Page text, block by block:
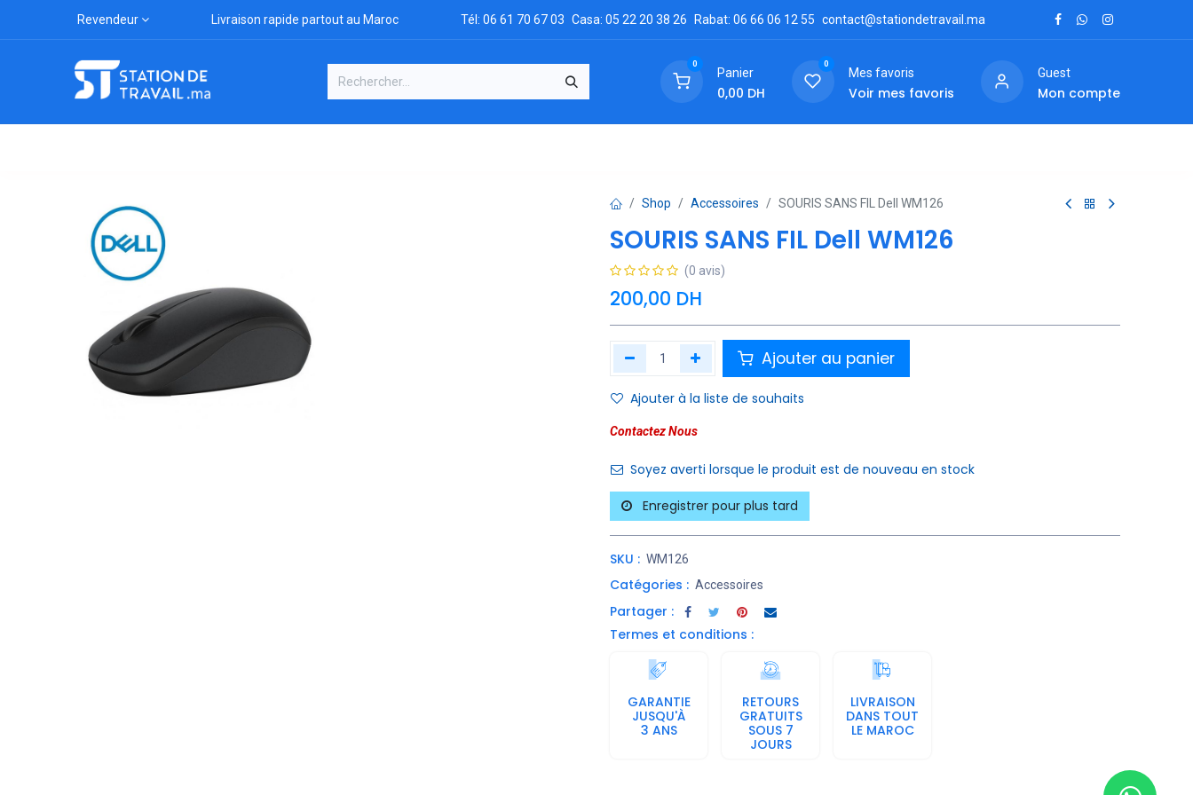
Revendeur Livraison rapide partout au Maroc Tél: 06 61 70 67 03 Casa: 05 22 20 38 26 Rabat: 06 66 06 12 55 contact@stationdetravail.ma
0
Panier
0,00 DH
0
Mes favoris
Voir mes favoris
Guest
Mon compte
Shop Accessoires SOURIS SANS FIL Dell WM126
SOURIS SANS FIL Dell WM126
(0 avis)
200,00 DH
Ajouter au panier
Ajouter à la liste de souhaits
Contactez Nous
Soyez averti lorsque le produit est de nouveau en stock
Enregistrer pour plus tard
SKU : WM126
Catégories : Accessoires
Partager :
Termes et conditions :
GARANTIE
JUSQU'À
3 ANS
RETOURS
GRATUITS
SOUS 7
JOURS
LIVRAISON
DANS TOUT
LE MAROC